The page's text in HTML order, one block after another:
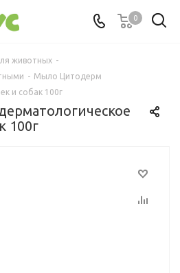
0
животных -
- Мыло Цитодерм
и собак 100г
100г